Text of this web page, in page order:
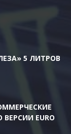
5 ЛИТРОВ
EURO